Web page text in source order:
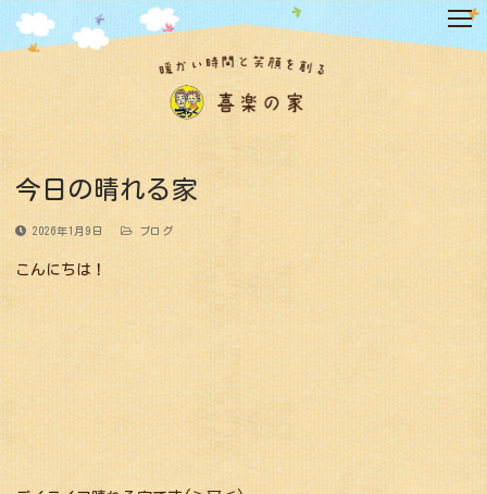
テ
へ
ス
キ
プ
今日の晴れる家
2026年1月9日 ブログ
こんにちは！